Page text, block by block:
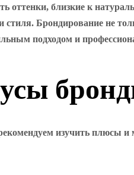
оттенки, близкие к
стиля. Брондирование не
подходом и
изучить плюсы